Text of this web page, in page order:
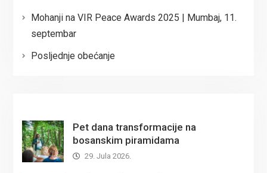
Mohanji na VIR Peace Awards 2025 | Mumbaj, 11.
septembar
Posljednje obećanje
Pet dana transformacije na
bosanskim piramidama
29. Jula 2026.